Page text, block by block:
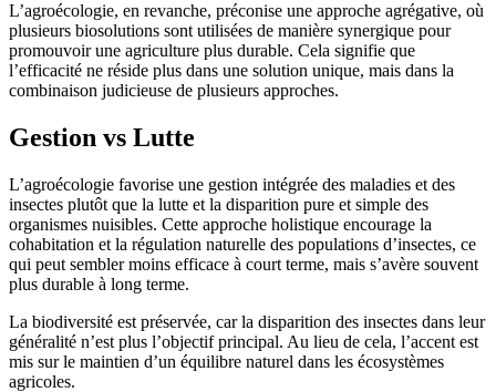
L’agroécologie, en revanche, préconise une approche agrégative, où
plusieurs biosolutions sont utilisées de manière synergique pour
promouvoir une agriculture plus durable. Cela signifie que
l’efficacité ne réside plus dans une solution unique, mais dans la
combinaison judicieuse de plusieurs approches.
Gestion vs Lutte
L’agroécologie favorise une gestion intégrée des maladies et des
insectes plutôt que la lutte et la disparition pure et simple des
organismes nuisibles. Cette approche holistique encourage la
cohabitation et la régulation naturelle des populations d’insectes, ce
qui peut sembler moins efficace à court terme, mais s’avère souvent
plus durable à long terme.
La biodiversité est préservée, car la disparition des insectes dans leur
généralité n’est plus l’objectif principal. Au lieu de cela, l’accent est
mis sur le maintien d’un équilibre naturel dans les écosystèmes
agricoles.